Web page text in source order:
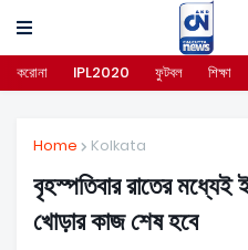
করোনা IPL2020 ফুটবল শিক্ষা
Home Kolkata
বৃহস্পতিবার রাতের
খোড়ার কাজ শেষ হবে